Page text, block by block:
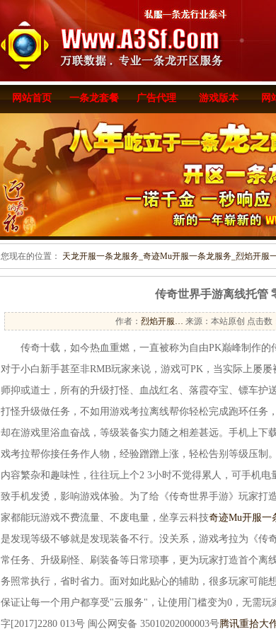
网站首页 一条龙套餐 广告代理 游戏版本 网
您现在的位置： 天龙开服一条龙服务_奇迹Mu开服一条龙服务_烈焰开服
传奇世界手游离线托管
作者： 烈焰开服… 来源：本站原创 点击数
传奇十载，如今热血重燃，一直被称为自由PK巅峰制作的
对于小白新手甚至非RMB玩家来说，游戏可PK，当实际上屡
师抑或道士，所有的升级打怪、血战红名、落霞夺宝、镖车护
打怪升级做任务，不如用游戏考拉离线帮你轻松完成跑环任务
却在游戏里浴血奋战，等级装备实力随之相差甚远。手机上下
戏考拉帮你接任务作人物，经验蹭蹭上涨，轻松告别等级压制
内容繁杂和趣味性，往往玩上个2 3小时不觉得累人，可手机电
致手机发烫，影响游戏体验。为了给《传奇世界手游》玩家
家都能玩游戏不费流量、不废电量，坐享云科技奇迹Mu开服一
是发现等级不够就是发现装备不行。没关系，游戏考拉为《传
常任务、升级刷怪、刷装备等日常琐事，更为玩家打造首个离
务照常执行，省时省力。面对如此贴心的辅助，很多玩家可能
保证让每一个用户都享受"云服务"，让使用门槛变为0，无需玩
字[2017]2280 013号 闽公网安备 35010202000003号腾讯重拾大